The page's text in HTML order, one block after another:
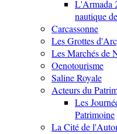
L'Armada
nautique
Carcassonne
Les Grottes
Les Marchés de
Oenotourisme
Saline Royale
Acteurs du
Les
Patrimoine
La Cité de